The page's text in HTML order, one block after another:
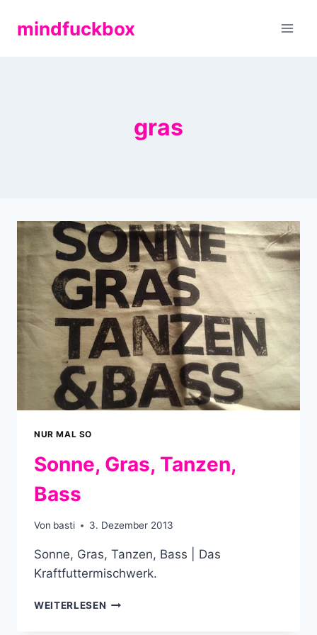
Inhaltmindfuckbox
gras
NUR MAL SO
Sonne, Gras, Tanzen,
Bass
Von basti 3. Dezember 2013
Sonne, Gras, Tanzen, Bass | Das
Kraftfuttermischwerk.
WEITERLESEN SONNE,